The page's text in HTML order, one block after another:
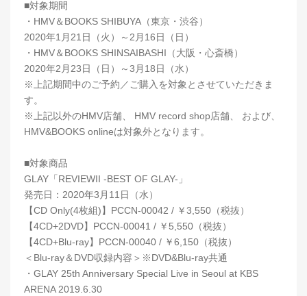
■対象期間
・HMV＆BOOKS SHIBUYA（東京・渋谷）
2020年1月21日（火）～2月16日（日）
・HMV＆BOOKS SHINSAIBASHI（大阪・心斎橋）
2020年2月23日（日）～3月18日（水）
※上記期間中のご予約／ご購入を対象とさせていただきま
す。
※上記以外のHMV店舗、 HMV record shop店舗、 および、
HMV&BOOKS onlineは対象外となります。
■対象商品
GLAY「REVIEWII -BEST OF GLAY-」
発売日：2020年3月11日（水）
【CD Only(4枚組)】PCCN-00042 / ￥3,550（税抜）
【4CD+2DVD】PCCN-00041 / ￥5,550（税抜）
【4CD+Blu-ray】PCCN-00040 / ￥6,150（税抜）
＜Blu-ray＆DVD収録内容＞※DVD&Blu-ray共通
・GLAY 25th Anniversary Special Live in Seoul at KBS
ARENA 2019.6.30